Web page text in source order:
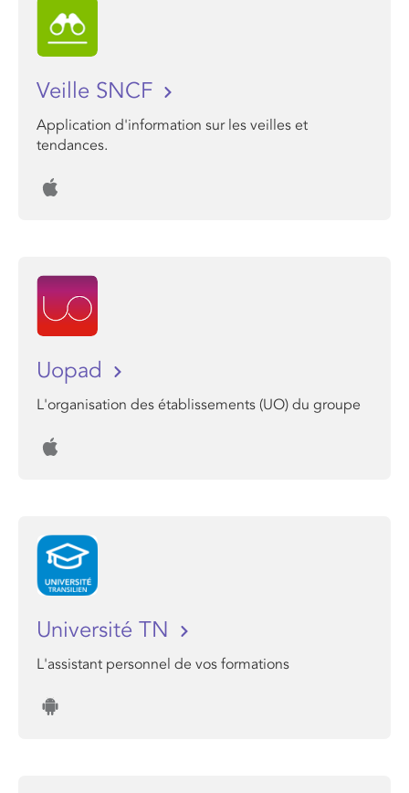
Veille SNCF
Application d'information sur les veilles et
tendances.
Uopad
L'organisation des établissements (UO) du groupe
Université TN
L'assistant personnel de vos formations